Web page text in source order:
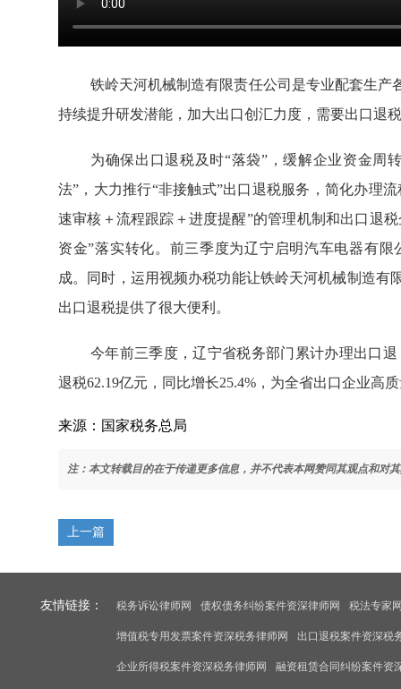
铁岭天河机械制造有限责任公司是专业配套生
持续提升研发潜能，加大出口创汇力度，需要出口退
为确保出口退税及时“落袋”，缓解企业资金周
法”，大力推行“非接触式”出口退税服务，简化办理
速审核＋流程跟踪＋进度提醒”的管理机制和出口退
资金”落实转化。前三季度为辽宁启明汽车电器有
成。同时，运用视频办税功能让铁岭天河机械制造
出口退税提供了很大便利。
今年前三季度，辽宁省税务部门累计办理出口
退税62.19亿元，同比增长25.4%，为全省出口企业高
来源：国家税务总局
注：本文转载目的在于传递更多信息，并不代表本网赞同其观点和对
上一篇
友情链接： 税务诉讼律师网 债权债务纠纷案件资深律师网 税法专家
增值税专用发票案件资深税务律师网 出口退税案件资深税
企业所得税案件资深税务律师网 融资租赁合同纠纷案件资